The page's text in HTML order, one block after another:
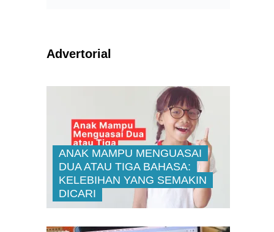
Advertorial
ANAK MAMPU MENGUASAI
DUA ATAU TIGA BAHASA:
KELEBIHAN YANG SEMAKIN
DICARI